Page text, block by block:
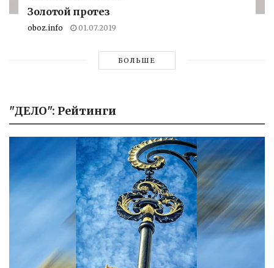
Золотой протез
oboz.info 01.07.2019
БОЛЬШЕ
"ДЕЛО": Рейтинги